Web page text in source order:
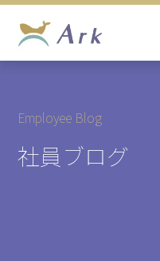
Employee Blog
社員ブログ